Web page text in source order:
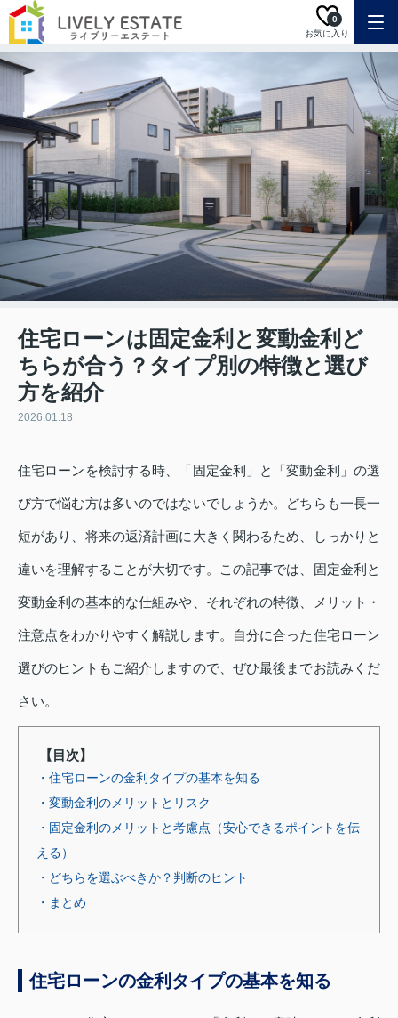
お気に入り
0
住宅ローンは固定金利と変動金利ど
ちらが合う？タイプ別の特徴と選び
方を紹介
2026.01.18
住宅ローンを検討する時、「固定金利」と「変動金利」の選
び方で悩む方は多いのではないでしょうか。どちらも一長一
短があり、将来の返済計画に大きく関わるため、しっかりと
違いを理解することが大切です。この記事では、固定金利と
変動金利の基本的な仕組みや、それぞれの特徴、メリット・
注意点をわかりやすく解説します。自分に合った住宅ローン
選びのヒントもご紹介しますので、ぜひ最後までお読みくだ
さい。
【目次】
・住宅ローンの金利タイプの基本を知る
・変動金利のメリットとリスク
・固定金利のメリットと考慮点（安心できるポイントを伝
える）
・どちらを選ぶべきか？判断のヒント
・まとめ
住宅ローンの金利タイプの基本を知る